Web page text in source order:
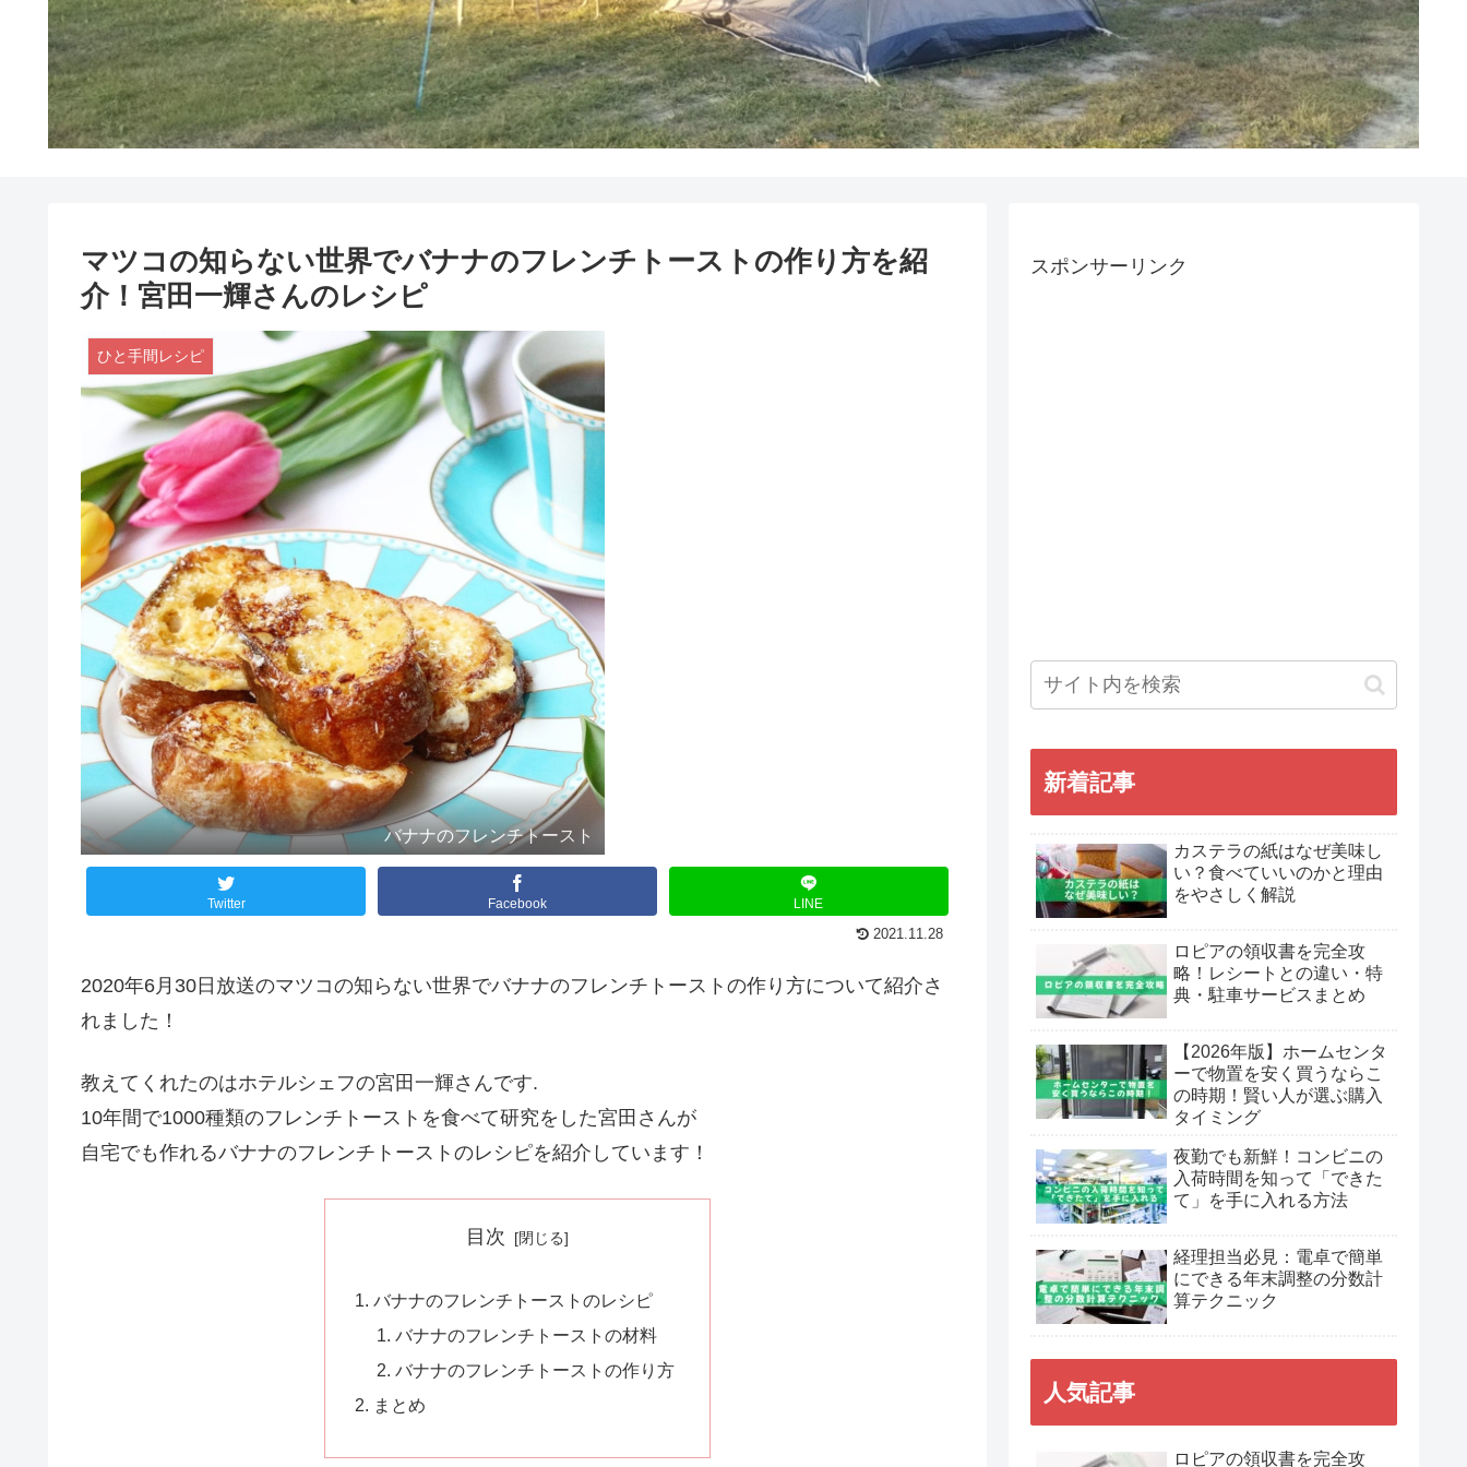
マツコの知らない世界でバナナのフレンチトーストの作り方を紹
介！宮田一輝さんのレシピ
ひと手間レシピ
バナナのフレンチトースト
Twitter Facebook LINE
2021.11.28
2020年6月30日放送のマツコの知らない世界でバナナのフレンチトーストの作り方について紹介さ
れました！
教えてくれたのはホテルシェフの宮田一輝さんです.
10年間で1000種類のフレンチトーストを食べて研究をした宮田さんが
自宅でも作れるバナナのフレンチトーストのレシピを紹介しています！
目次
バナナのフレンチトーストのレシピ
バナナのフレンチトーストの材料
バナナのフレンチトーストの作り方
まとめ
スポンサーリンク
新着記事
カステラの紙はなぜ美味し
い？食べていいのかと理由
をやさしく解説
ロピアの領収書を完全攻
略！レシートとの違い・特
典・駐車サービスまとめ
【2026年版】ホームセンタ
ーで物置を安く買うならこ
の時期！賢い人が選ぶ購入
タイミング
夜勤でも新鮮！コンビニの
入荷時間を知って「できた
て」を手に入れる方法
経理担当必見：電卓で簡単
にできる年末調整の分数計
算テクニック
人気記事
ロピアの領収書を完全攻